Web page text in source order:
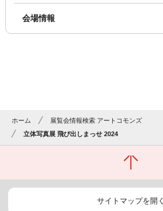
会場情報
ホーム
展覧会情報検索 アートコモンズ
立体写真展 飛び出しまっせ 2024
サイトマップを開く